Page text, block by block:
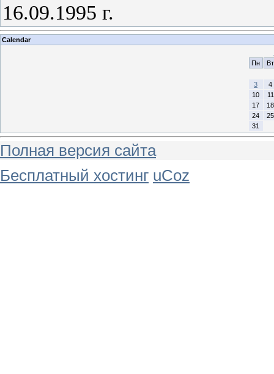
16.09.1995 г.
Calendar
Пн
Вт
3
4
10
11
17
18
24
25
31
Полная версия сайта
Бесплатный хостинг uCoz